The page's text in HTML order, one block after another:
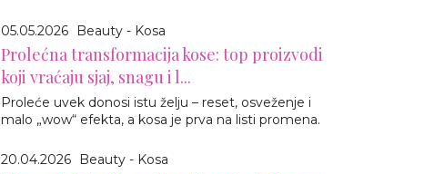
05.05.2026 Beauty - Kosa
Prolećna transformacija kose: top proizvodi
koji vraćaju sjaj, snagu i l...
Proleće uvek donosi istu želju – reset, osveženje i
malo „wow“ efekta, a kosa je prva na listi promena.
20.04.2026 Beauty - Kosa